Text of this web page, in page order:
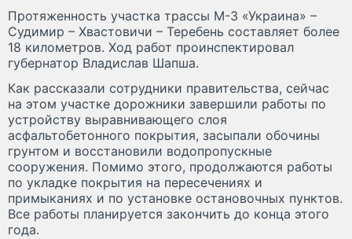
Протяженность участка трассы М-3 «Украина» –
Судимир – Хвастовичи – Теребень составляет более
18 километров. Ход работ проинспектировал
губернатор Владислав Шапша.
Как рассказали сотрудники правительства, сейчас
на этом участке дорожники завершили работы по
устройству выравнивающего слоя
асфальтобетонного покрытия, засыпали обочины
грунтом и восстановили водопропускные
сооружения. Помимо этого, продолжаются работы
по укладке покрытия на пересечениях и
примыканиях и по установке остановочных пунктов.
Все работы планируется закончить до конца этого
года.